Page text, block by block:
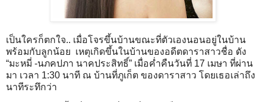
เป็นใครก็ตกใจ.. เมื่อโจรขึ้นบ้านขณะที่ตัวเองนอนอยู่ในบ้าน
พร้อมกับลูกน้อย เหตุเกิดขึ้นในบ้านของอดีตดาราสาวชื่อ ดัง
“มะหมี่ -นภคปภา นาคประสิทธิ์” เมื่อค่ำคืนวันที่ 17 เมษา ที่ผ่าน
มา เวลา 1:30 นาที ณ บ้านที่ภูเก็ต ของดาราสาว โดยเธอเล่าถึง
นาทีระทึกว่า